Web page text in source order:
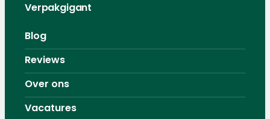
Verpakgigant
Blog
Reviews
Over ons
Vacatures